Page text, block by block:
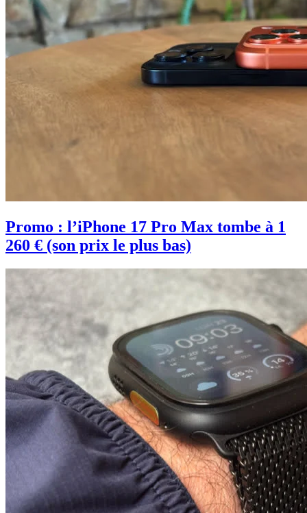
Promo : l’iPhone 17 Pro Max tombe à 1
260 € (son prix le plus bas)